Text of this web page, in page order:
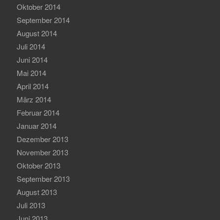
Oktober 2014
September 2014
August 2014
Juli 2014
Juni 2014
Mai 2014
April 2014
März 2014
Februar 2014
Januar 2014
Dezember 2013
November 2013
Oktober 2013
September 2013
August 2013
Juli 2013